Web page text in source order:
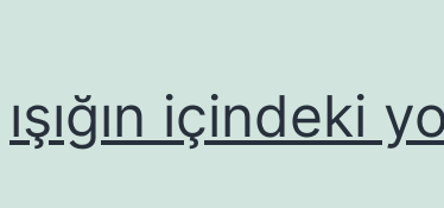
ışığın içindeki